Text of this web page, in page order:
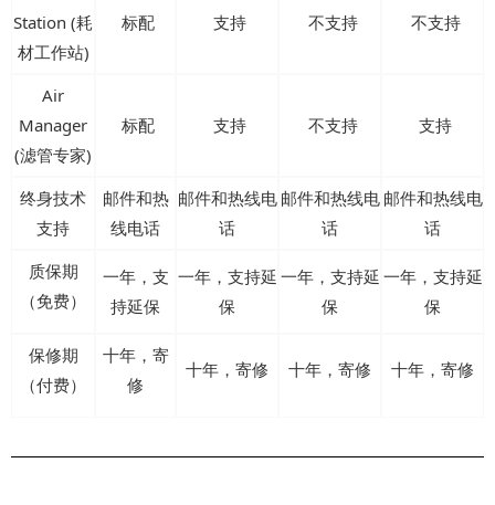
Station (耗
材工作站)
标配 支持 不支持 不支持
Air
Manager
(滤管专家)
标配 支持 不支持 支持
终身技术
支持
邮件和热
线电话
邮件和热线电
话
邮件和热线电
话
邮件和热线电
话
质保期
（免费）
一年，支
持延保
一年，支持延
保
一年，支持延
保
一年，支持延
保
保修期
（付费）
十年，寄
修
十年，寄修 十年，寄修 十年，寄修